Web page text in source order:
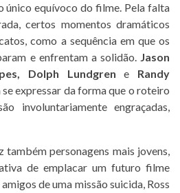
único equívoco do filme. Pela falta
certos momentos dramáticos
como a sequência em que os
e enfrentam a solidão. Jason
Dolph Lundgren e Randy
se expressar da forma que o roteiro
involuntariamente engraçadas,
personagens mais jovens,
de emplacar um futuro filme
de uma missão suicida, Ross